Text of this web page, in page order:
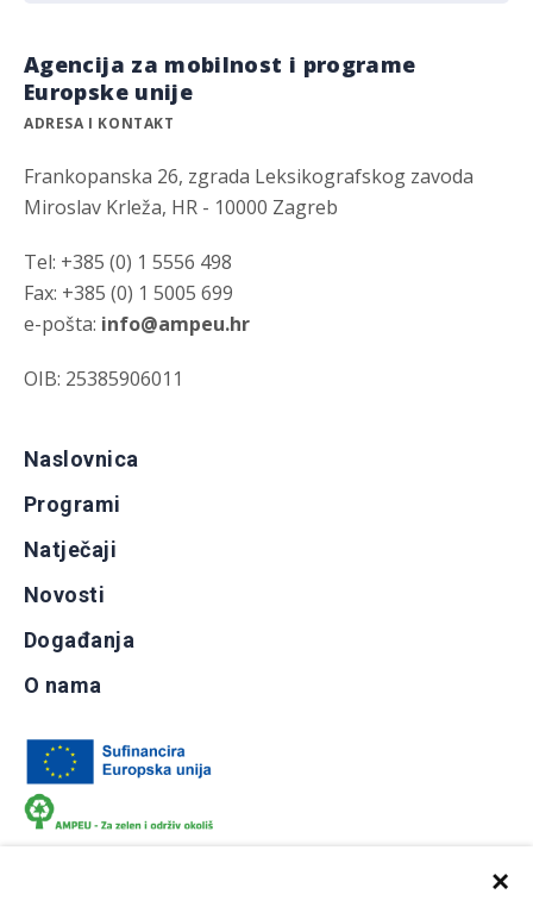
×
Agencija za mobilnost i programe
Europske unije
ADRESA I KONTAKT
Frankopanska 26, zgrada Leksikografskog zavoda
Miroslav Krleža, HR - 10000 Zagreb
Tel: +385 (0) 1 5556 498
Fax: +385 (0) 1 5005 699
e-pošta: info@ampeu.hr
OIB: 25385906011
Naslovnica
Programi
Natječaji
Novosti
Događanja
O nama